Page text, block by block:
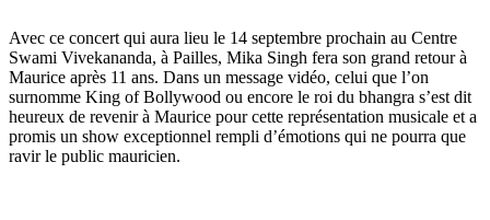
Avec ce concert qui aura lieu le 14 septembre prochain au Centre
Swami Vivekananda, à Pailles, Mika Singh fera son grand retour à
Maurice après 11 ans. Dans un message vidéo, celui que l’on
surnomme King of Bollywood ou encore le roi du bhangra s’est dit
heureux de revenir à Maurice pour cette représentation musicale et a
promis un show exceptionnel rempli d’émotions qui ne pourra que
ravir le public mauricien.